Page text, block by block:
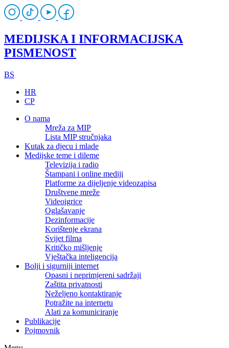
MEDIJSKA I INFORMACIJSKA
PISMENOST
BS
HR
CP
O nama
Mreža za MIP
Lista MIP stručnjaka
Kutak za djecu i mlade
Medijske teme i dileme
Televizija i radio
Štampani i online mediji
Platforme za dijeljenje videozapisa
Društvene mreže
Videoigrice
Oglašavanje
Dezinformacije
Korištenje ekrana
Svijet filma
Kritičko mišljenje
Vještačka inteligencija
Bolji i sigurniji internet
Opasni i neprimjereni sadržaji
Zaštita privatnosti
Neželjeno kontaktiranje
Potražite na internetu
Alati za komuniciranje
Publikacije
Pojmovnik